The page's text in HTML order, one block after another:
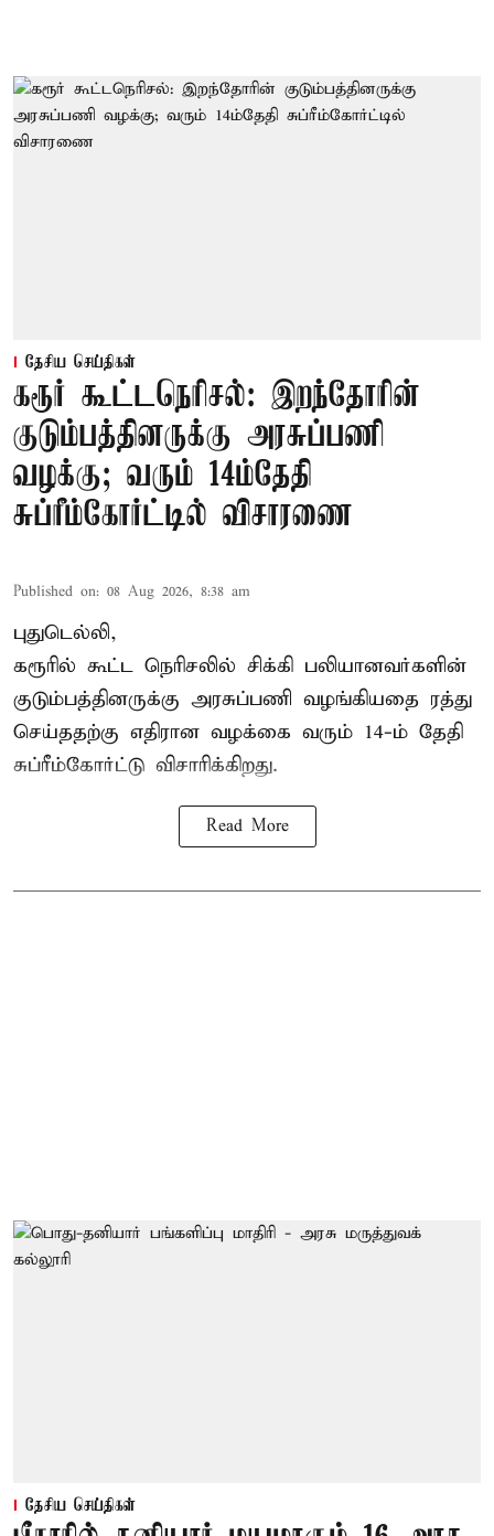
தேசிய செய்திகள்
கரூர் கூட்டநெரிசல்: இறந்தோரின்
குடும்பத்தினருக்கு அரசுப்பணி
வழக்கு; வரும் 14ம்தேதி
சுப்ரீம்கோர்ட்டில் விசாரணை
Published on: 08 Aug 2026, 8:38 am
புதுடெல்லி,
கரூரில் கூட்ட நெரிசலில் சிக்கி பலியானவர்களின்
குடும்பத்தினருக்கு அரசுப்பணி வழங்கியதை ரத்து
செய்ததற்கு எதிரான வழக்கை வரும் 14-ம் தேதி
சுப்ரீம்கோர்ட்டு விசாரிக்கிறது.
Read More
தேசிய செய்திகள்